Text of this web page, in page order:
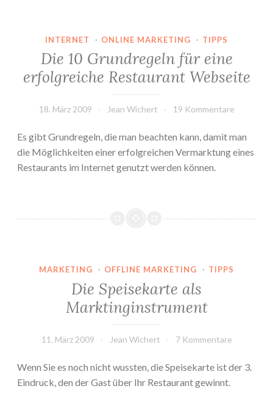
INTERNET · ONLINE MARKETING · TIPPS
Die 10 Grundregeln für eine
erfolgreiche Restaurant Webseite
18. März 2009 Jean Wichert 19 Kommentare
Es gibt Grundregeln, die man beachten kann, damit man
die Möglichkeiten einer erfolgreichen Vermarktung eines
Restaurants im Internet genutzt werden können.
MARKETING · OFFLINE MARKETING · TIPPS
Die Speisekarte als
Marktinginstrument
11. März 2009 Jean Wichert 7 Kommentare
Wenn Sie es noch nicht wussten, die Speisekarte ist der 3.
Eindruck, den der Gast über Ihr Restaurant gewinnt.